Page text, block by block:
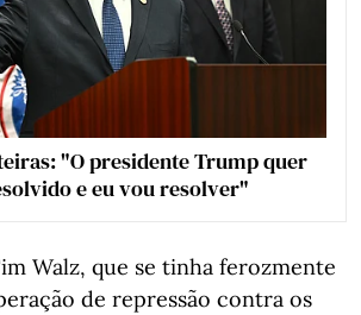
"O presidente Trump quer
e eu vou resolver"
Walz, que se tinha ferozmente
de repressão contra os